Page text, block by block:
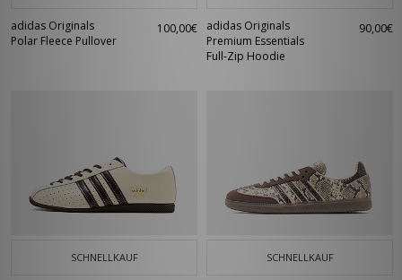
adidas Originals
Polar Fleece Pullover
100,00€
adidas Originals
Premium Essentials
Full-Zip Hoodie
90,00€
SCHNELLKAUF SCHNELLKAUF